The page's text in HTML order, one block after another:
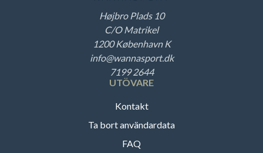
Højbro Plads 10
C/O Matrikel
1200 København K
info@wannasport.dk
7199 2644
UTÖVARE
Kontakt
Ta bort användardata
FAQ